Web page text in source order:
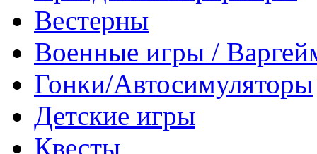
Вестерны
Военные игры /
Гонки/Автосимуляторы
Детские игры
Квесты